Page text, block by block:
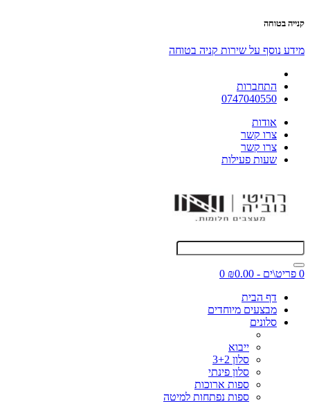
קנייה בטוחה
מידע נוסף על שירות קניה בטוחה
התחברות
0747040550
אודות
צרו קשר
צרו קשר
שעות פעילות
0 פריט\ים - ₪0.00
0
דף הבית
מבצעים מיוחדים
סלונים
ייבוא
סלון 3+2
סלון פינתי
ספות ארוכות
ספות נפתחות למיטה